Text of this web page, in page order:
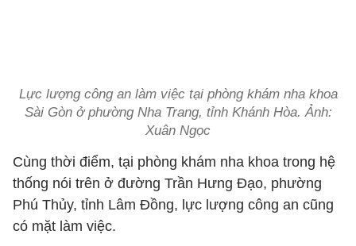
Lực lượng công an làm việc tại phòng khám nha khoa
Sài Gòn ở phường Nha Trang, tỉnh Khánh Hòa. Ảnh:
Xuân Ngọc
Cùng thời điểm, tại phòng khám nha khoa trong hệ
thống nói trên ở đường Trần Hưng Đạo, phường
Phú Thủy, tỉnh Lâm Đồng, lực lượng công an cũng
có mặt làm việc.